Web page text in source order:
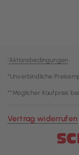
¹Aktionsbedingungen
*Unverbindliche
**Möglicher Kaufpreis
Vertrag widerrufen